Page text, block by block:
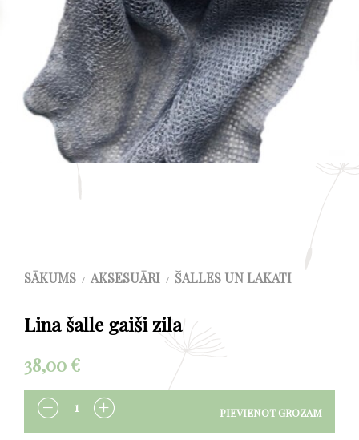
SĀKUMS / AKSESUĀRI / ŠALLES UN LAKATI
Lina šalle gaiši zila
38,00€
DAUDZUMS PIEVIENOT GROZAM